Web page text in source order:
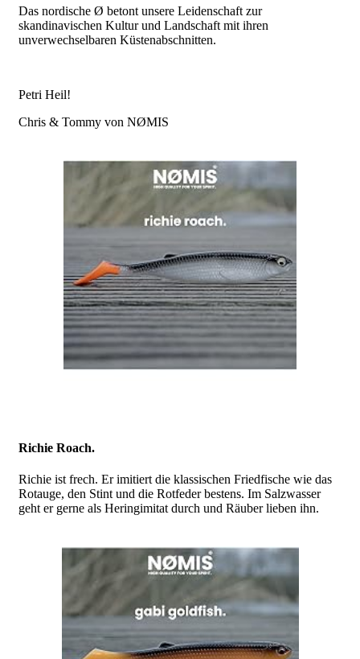
Das nordische Ø betont unsere Leidenschaft zur
skandinavischen Kultur und Landschaft mit ihren
unverwechselbaren Küstenabschnitten.
Petri Heil!
​Chris & Tommy von NØMIS
Richie Roach.
Richie ist frech. Er imitiert die klassischen Friedfische wie das
Rotauge, den Stint und die Rotfeder bestens. Im Salzwasser
geht er gerne als Heringimitat durch und Räuber lieben ihn.